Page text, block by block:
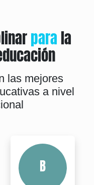
para la
las mejores
a nivel
B